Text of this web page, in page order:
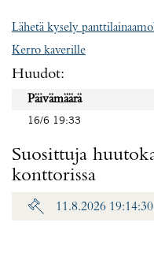
Lähetä kysely
Kerro kaverille
Huudot:
Päivämäärä
16/6 19:33
Suosittuja
konttorissa
11.8.2026 19:14:30